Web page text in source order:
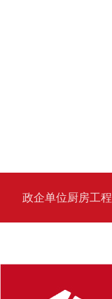
政企单位厨房工程